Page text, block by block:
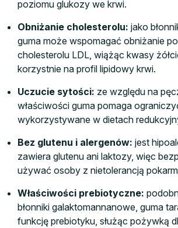
poziomu glukozy we krwi.
Obniżanie cholesterolu: jako
guma może wspomagać obniżanie
cholesterolu LDL, wiążąc kwasy
korzystnie na profil lipidowy krwi.
Uczucie sytości: ze względu na
właściwości guma pomaga
wykorzystywane w dietach
Bez glutenu i alergenów: jest
zawiera glutenu ani laktozy, więc
używać osoby z nietolerancją
Właściwości prebiotyczne:
błonniki galaktomannanowe, guma
funkcję prebiotyku, służąc pożywką